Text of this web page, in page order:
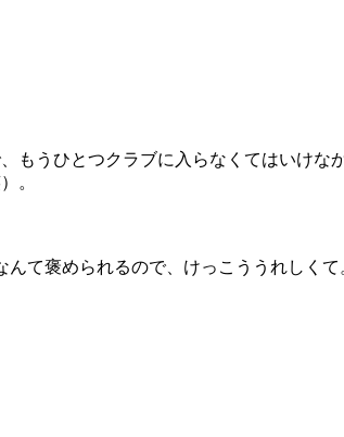
うひとつクラブに入らなくてはいけな
。
て褒められるので、けっこううれしく